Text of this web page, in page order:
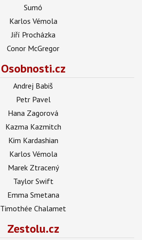
Sumó
Karlos Vémola
Jiří Procházka
Conor McGregor
Osobnosti.cz
Andrej Babiš
Petr Pavel
Hana Zagorová
Kazma Kazmitch
Kim Kardashian
Karlos Vémola
Marek Ztracený
Taylor Swift
Emma Smetana
Timothée Chalamet
Zestolu.cz